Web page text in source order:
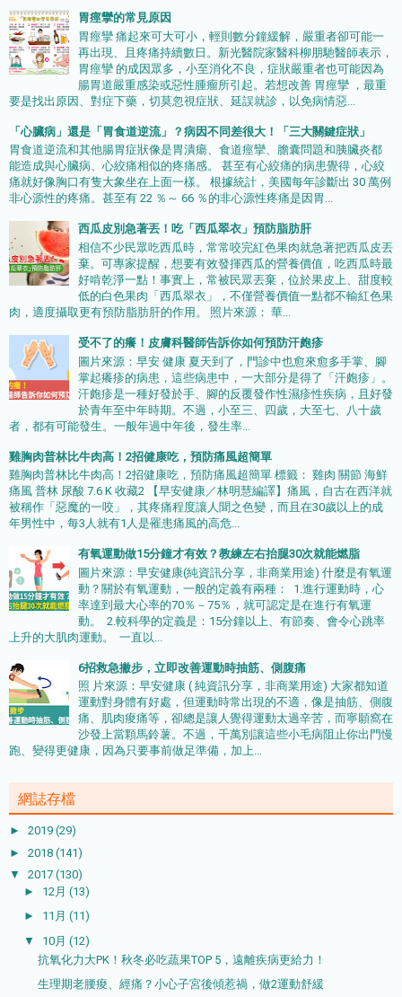
胃痙攣的常見原因
胃痙攣 痛起來可大可小，輕則數分鐘緩解，嚴重者卻可能一
再出現、且疼痛持續數日。新光醫院家醫科柳朋馳醫師表示，
胃痙攣 的成因眾多，小至消化不良，症狀嚴重者也可能因為
腸胃道嚴重感染或惡性腫瘤所引起。若想改善 胃痙攣 ，最重
要是找出原因、對症下藥，切莫忽視症狀、延誤就診，以免病情惡...
「心臟病」還是「胃食道逆流」？病因不同差很大！「三大關鍵症狀」
胃食道逆流和其他腸胃症狀像是胃潰瘍、食道痙攣、膽囊問題和胰臟炎都
能造成與心臟病、心絞痛相似的疼痛感。 甚至有心絞痛的病患覺得，心絞
痛就好像胸口有隻大象坐在上面一樣。 根據統計，美國每年診斷出 30 萬例
非心源性的疼痛。甚至有 22 ％～ 66 ％的非心源性疼痛是因胃...
西瓜皮別急著丟！吃「西瓜翠衣」預防脂肪肝
相信不少民眾吃西瓜時，常常咬完紅色果肉就急著把西瓜皮丟
棄。可專家提醒，想要有效發揮西瓜的營養價值，吃西瓜時最
好啃乾淨一點！事實上，常被民眾丟棄，位於果皮上、甜度較
低的白色果肉「西瓜翠衣」，不僅營養價值一點都不輸紅色果
肉，適度攝取更有預防脂肪肝的作用。 照片來源： 華...
受不了的癢！皮膚科醫師告訴你如何預防汗皰疹
圖片來源：早安 健康 夏天到了，門診中也愈來愈多手掌、腳
掌起癢疹的病患，這些病患中，一大部分是得了「汗皰疹」。
汗皰疹是一種好發於手、腳的反覆發作性濕疹性疾病，且好發
於青年至中年時期。不過，小至三、四歲，大至七、八十歲
者，都有可能發生。一般年過中年後，發生率...
雞胸肉普林比牛肉高！2招健康吃，預防痛風超簡單
雞胸肉普林比牛肉高！2招健康吃，預防痛風超簡單 標籤： 雞肉 關節 海鮮
痛風 普林 尿酸 7.6 K 收藏2 【早安健康／林明慧編譯】痛風，自古在西洋就
被稱作「惡魔的一咬」，其疼痛程度讓人聞之色變，而且在30歲以上的成
年男性中，每3人就有1人是罹患痛風的高危...
有氧運動做15分鐘才有效？教練左右抬腿30次就能燃脂
圖片來源：早安健康(純資訊分享，非商業用途) 什麼是有氧運
動？關於有氧運動，一般的定義有兩種： 1.進行運動時，心
率達到最大心率的70％－75％，就可認定是在進行有氧運
動。 2.較科學的定義是：15分鐘以上、有節奏、會令心跳率
上升的大肌肉運動。 一直以...
6招救急撇步，立即改善運動時抽筋、側腹痛
照 片來源：早安健康 ( 純資訊分享，非商業用途) 大家都知道
運動對身體有好處，但運動時常出現的不適，像是抽筋、側腹
痛、肌肉痠痛等，卻總是讓人覺得運動太過辛苦，而寧願窩在
沙發上當顆馬鈴薯。不過，千萬別讓這些小毛病阻止你出門慢
跑、變得更健康，因為只要事前做足準備，加上...
網誌存檔
► 2019 (29)
► 2018 (141)
▼ 2017 (130)
► 12月 (13)
► 11月 (11)
▼ 10月 (12)
抗氧化力大PK！秋冬必吃蔬果TOP 5，遠離疾病更給力！
生理期老腰痠、經痛？小心子宮後傾惹禍，做2運動舒緩